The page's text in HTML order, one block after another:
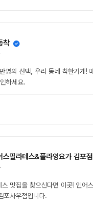
착
선택, 우리 동네 착한가게! 매일 이벤트
하세요.
스필라테스&플라잉요가 김포점
을 찾으신다면 이곳! 인어스필라테스&
포사우점입니다.